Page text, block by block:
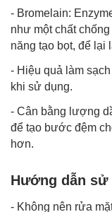
- Bromelain:
như một chất
năng tạo bọt, để lại
- Hiệu quả làm
khi sử dụng.
- Cân bằng lượng
để tạo bước đệm
hơn.
Hướng dẫn sử
- Không nên rửa